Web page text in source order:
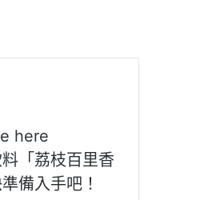
here
「荔枝百里香
備入手吧！